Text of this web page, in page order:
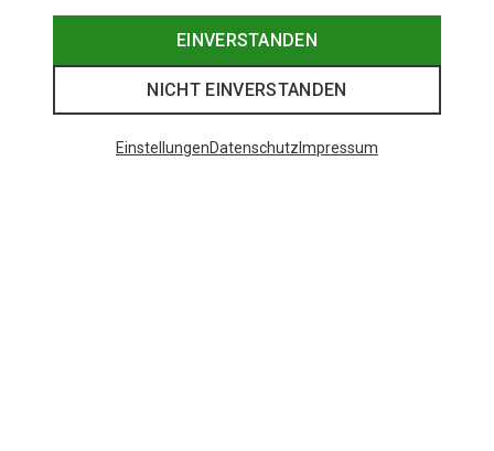
EINVERSTANDEN
NICHT EINVERSTANDEN
EinstellungenDatenschutz Impressum